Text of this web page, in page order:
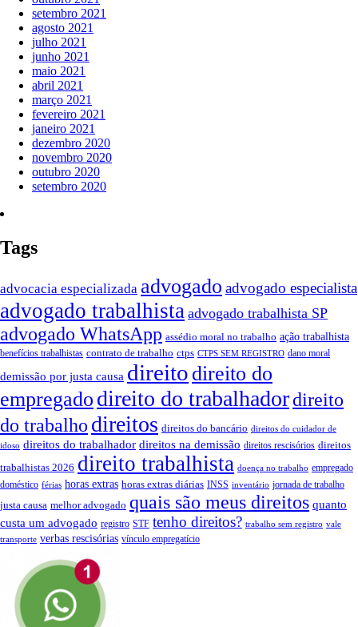
setembro 2021
agosto 2021
julho 2021
junho 2021
maio 2021
abril 2021
março 2021
fevereiro 2021
janeiro 2021
dezembro 2020
novembro 2020
outubro 2020
setembro 2020
Tags
advocacia especializada advogado advogado especialista
advogado trabalhista advogado trabalhista SP
advogado WhatsApp assédio moral no trabalho ação trabalhista
benefícios trabalhistas contrato de trabalho ctps CTPS SEM REGISTRO dano moral
demissão por justa causa direito direito do
empregado direito do trabalhadordireito
do trabalho direitos direitos do bancário direitos do cuidador de
idoso direitos do trabalhador direitos na demissão direitos rescisórios direitos
trabalhistas 2026 direito trabalhista doença no trabalho empregado
doméstico férias horas extras horas extras diárias INSS inventário jornada de trabalho
justa causa melhor advogado quais são meus direitos quanto
custa um advogado registro STF tenho direitos? trabalho sem registro vale
transporte verbas rescisórias vínculo empregatício